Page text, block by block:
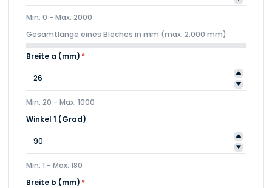
Min: 0 - Max: 2000
Gesamtlänge eines Bleches in mm (max. 2.000 mm)
Breite a (mm) *
Min: 20 - Max: 1000
Winkel 1 (Grad)
Min: 1 - Max: 180
Breite b (mm) *